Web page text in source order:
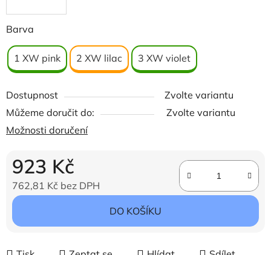
Barva
1 XW pink 2 XW lilac 3 XW violet
Dostupnost
Zvolte variantu
Můžeme doručit do:
Zvolte variantu
Možnosti doručení
923 Kč
762,81 Kč bez DPH
Měrná cena:
DO KOŠÍKU